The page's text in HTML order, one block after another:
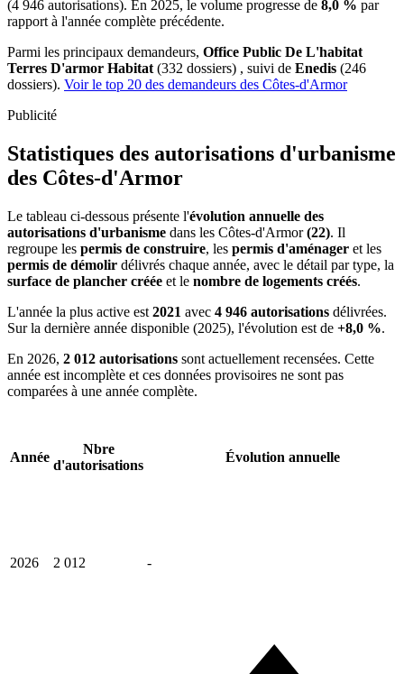
(4 946 autorisations). En 2025, le volume progresse de 8,0 % par
rapport à l'année complète précédente.
Parmi les principaux demandeurs, Office Public De L'habitat
Terres D'armor Habitat(332 dossiers) , suivi de Enedis (246
dossiers). Voir le top 20 des demandeurs des Côtes-d'Armor
Publicité
Statistiques des autorisations d'urbanisme
des Côtes-d'Armor
Le tableau ci-dessous présente l'évolution annuelle des
autorisations d'urbanisme dans les Côtes-d'Armor(22). Il
regroupe les permis de construire, les permis d'aménager et les
permis de démolir délivrés chaque année, avec le détail par type, la
surface de plancher créée et le nombre de logements créés.
L'année la plus active est 2021 avec 4 946 autorisations délivrées.
Sur la dernière année disponible (2025), l'évolution est de +8,0 %.
En 2026, 2 012 autorisations sont actuellement recensées. Cette
année est incomplète et ces données provisoires ne sont pas
comparées à une année complète.
Année
Nbre
d'autorisations
Évolution annuelle
2026 2 012 -